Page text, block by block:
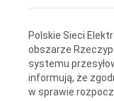
Polskie Sieci
obszarze
systemu
informują, że
w sprawie